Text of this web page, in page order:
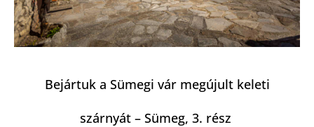
Bejártuk a Sümegi vár megújult keleti
szárnyát – Sümeg, 3. rész